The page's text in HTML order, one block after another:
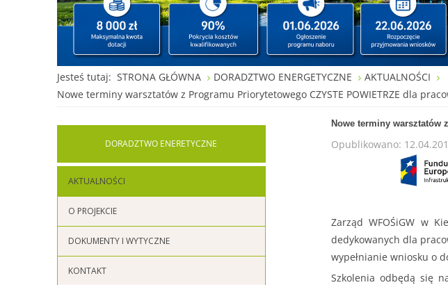
Jesteś tutaj: STRONA GŁÓWNA DORADZTWO ENERGETYCZNE
AKTUALNOŚCI
Nowe terminy warsztatów z Programu Priorytetowego CZYSTE POWIETRZE dla
Nowe terminy warsztatów
Opublikowano:
Zarząd WFOŚiGW w
dedykowanych dla
wypełnianie wniosku o
Szkolenia odbędą się
DORADZTWO ENERETYCZNE
AKTUALNOŚCI
O PROJEKCIE
DOKUMENTY I WYTYCZNE
KONTAKT